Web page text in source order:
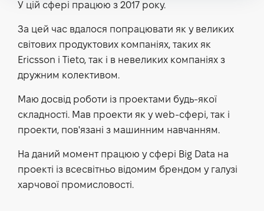
У цій сфері працюю з 2017 року.
За цей час вдалося попрацювати як у великих
світових продуктових компаніях, таких як
Ericsson і Tieto, так і в невеликих компаніях з
дружним колективом.
Маю досвід роботи із проектами будь-якої
складності. Мав проекти як у web-сфері, так і
проекти, пов'язані з машинним навчанням.
На даний момент працюю у сфері Big Data на
проекті із всесвітньо відомим брендом у галузі
харчової промисловості.